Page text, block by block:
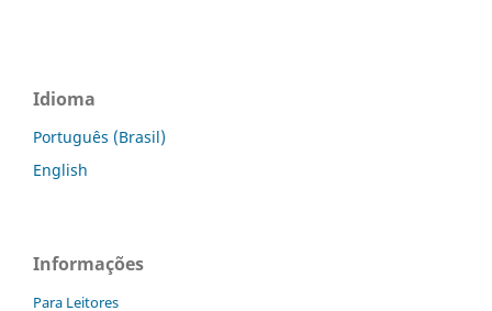
Idioma
Português (Brasil)
English
Informações
Para Leitores